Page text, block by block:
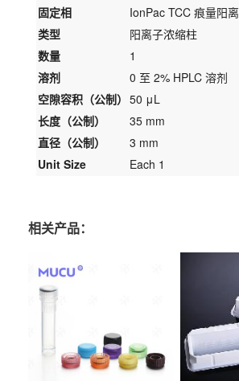
固定相
IonPac TCC 痕量阳
类型
阳离子浓缩柱
数量
1
溶剂
0 至 2% HPLC 溶剂
空隙容积（公制） 50 μL
长度（公制）
35 mm
直径（公制）
3 mm
Unit Size
Each 1
相关产品：